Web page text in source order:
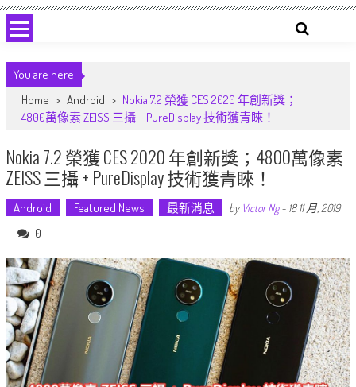
You are here
Home > Android > Nokia 7.2 榮獲 CES 2020 年創新獎；
4800萬像素 ZEISS 三攝 + PureDisplay 技術獲青睞！
Nokia 7.2 榮獲 CES 2020 年創新獎；4800萬像素
ZEISS 三攝 + PureDisplay 技術獲青睞！
Android Featured News 最新消息 by Victor Ng- 18 11 月, 2019
0